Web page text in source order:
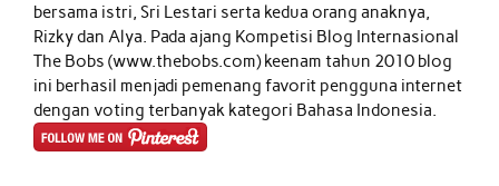
bersama istri, Sri Lestari serta kedua orang anaknya,
Rizky dan Alya. Pada ajang Kompetisi Blog Internasional
The Bobs (www.thebobs.com) keenam tahun 2010 blog
ini berhasil menjadi pemenang favorit pengguna internet
dengan voting terbanyak kategori Bahasa Indonesia.